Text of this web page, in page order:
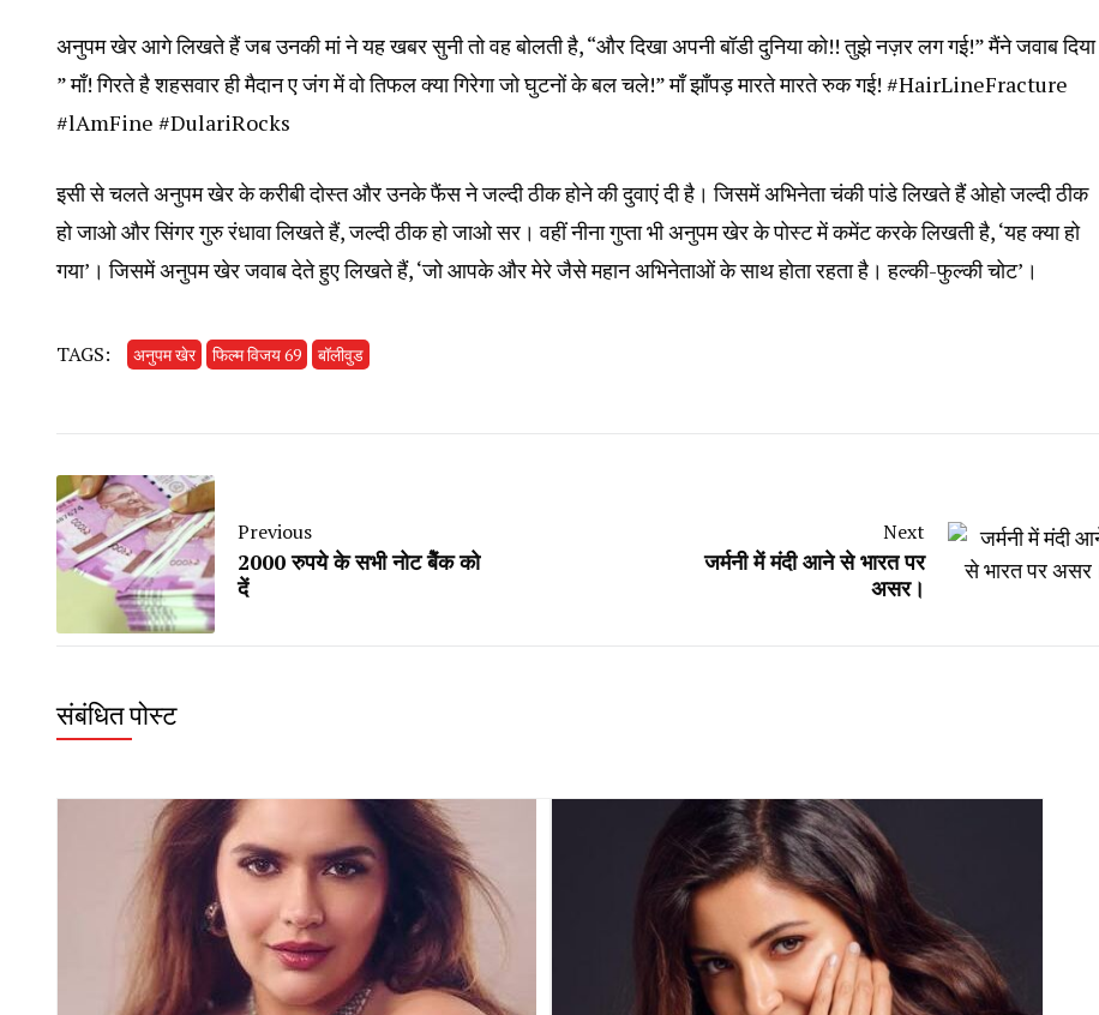
अनुपम खेर आगे लिखते हैं जब उनकी मां ने यह खबर सुनी तो वह बोलती है, “और दिखा अपनी बॉडी दुनिया को!! तुझे नज़र लग गई!” मैंने जवाब दिया
” माँ! गिरते है शहसवार ही मैदान ए जंग में वो तिफल क्या गिरेगा जो घुटनों के बल चले!” माँ झाँपड़ मारते मारते रुक गई! #HairLineFracture
#lAmFine #DulariRocks
इसी से चलते अनुपम खेर के करीबी दोस्त और उनके फैंस ने जल्दी ठीक होने की दुवाएं दी है। जिसमें अभिनेता चंकी पांडे लिखते हैं ओहो जल्दी ठीक
हो जाओ और सिंगर गुरु रंधावा लिखते हैं, जल्दी ठीक हो जाओ सर। वहीं नीना गुप्ता भी अनुपम खेर के पोस्ट में कमेंट करके लिखती है, ‘यह क्या हो
गया’। जिसमें अनुपम खेर जवाब देते हुए लिखते हैं, ‘जो आपके और मेरे जैसे महान अभिनेताओं के साथ होता रहता है। हल्की-फुल्की चोट’।
TAGS: अनुपम खेर फिल्म विजय 69 बॉलीवुड
Previous
2000 रुपये के सभी नोट बैेंक को
दें
Next
जर्मनी में मंदी आने से भारत पर
असर।
संबंधित पोस्ट